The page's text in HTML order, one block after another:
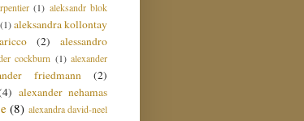
(1) aleksandr blok
(1) aleksandra kollontay
(2)
alessandro
cockburn (1) alexander
friedmann
(2)
alexander nehamas
(8) alexandra david-neel